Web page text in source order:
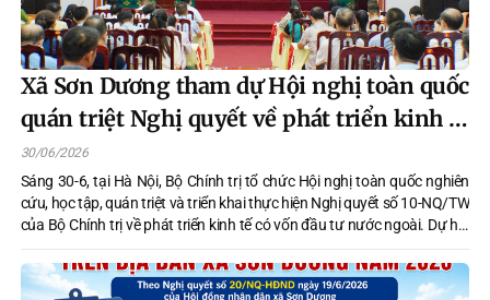
Xã Sơn Dương tham dự Hội nghị toàn quốc
quán triệt Nghị quyết về phát triển kinh tế
có vốn đầu tư nước ngoài
30/06/2026
Sáng 30-6, tại Hà Nội, Bộ Chính trị tổ chức Hội nghị toàn quốc nghiên
cứu, học tập, quán triệt và triển khai thực hiện Nghị quyết số 10-NQ/TW
của Bộ Chính trị về phát triển kinh tế có vốn đầu tư nước ngoài. Dự hội
nghị có các đồng chí: Tổng Bí thư, Chủ tịch nước Tô Lâm; Thủ tướng
Chính phủ Lê Minh Hưng; Chủ tịch Quốc hội Trần Thanh Mẫn; Thường
trực Ban Bí thư Trần Cẩm Tú… Hội nghị được kết nối trực tuyến đến các